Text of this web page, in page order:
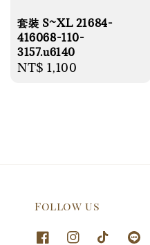
套裝 S~XL 21684-
416068-110-
3157.u6140
Regular
NT$ 1,100
Follow us